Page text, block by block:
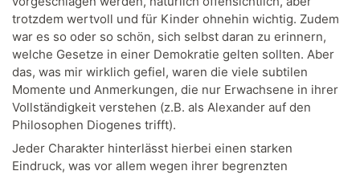
trotzdem wertvoll und für Kinder ohnehin wichtig. Zudem
war es so oder so schön, sich selbst daran zu erinnern,
welche Gesetze in einer Demokratie gelten sollten. Aber
das, was mir wirklich gefiel, waren die viele subtilen
Momente und Anmerkungen, die nur Erwachsene in ihrer
Vollständigkeit verstehen (z.B. als Alexander auf den
Philosophen Diogenes trifft).
Jeder Charakter hinterlässt hierbei einen starken
Eindruck, was vor allem wegen ihrer begrenzten